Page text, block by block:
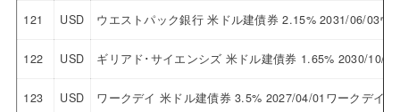
121 USD ウエストパック銀行 米ドル建債券 2.15% 2031/06/03ウ
122 USD ギリアド･サイエンシズ 米ドル建債券 1.65% 2030/10/
123 USD ワークデイ 米ドル建債券 3.5% 2027/04/01ワークデイ